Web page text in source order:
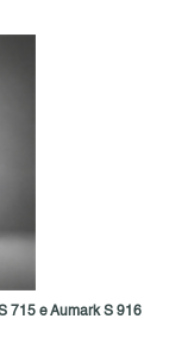
715 e Aumark S 916